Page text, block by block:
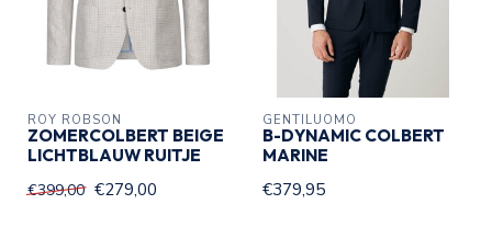
ROY ROBSON
ZOMERCOLBERT BEIGE
LICHTBLAUW RUITJE
€399,00 €279,00
GENTILUOMO
B-DYNAMIC COLBERT
MARINE
€379,95